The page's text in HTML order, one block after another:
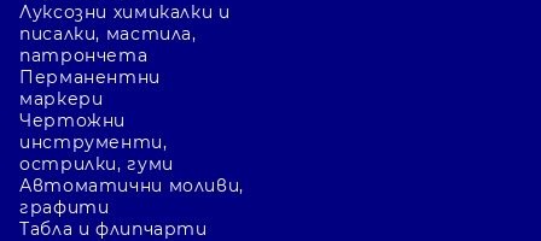
Луксозни химикалки и
писалки, мастила,
патрончета
Перманентни
маркери
Чертожни
инструменти,
острилки, гуми
Автоматични моливи,
графити
Табла и флипчарти